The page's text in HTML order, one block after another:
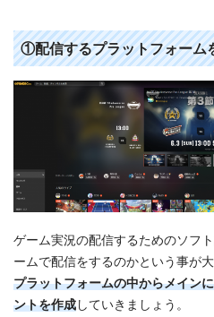
①配信するプラットフォーム
ゲーム実況の配信するためのソフ
ームで配信をするのかという事が
プラットフォームの中からメイン
ントを作成 していきましょう。